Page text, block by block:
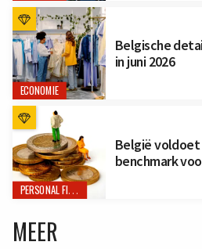
ECONOMIE
Belgische
in juni 2026
PERSONAL FINANCE
België voldoet
benchmark
MEER